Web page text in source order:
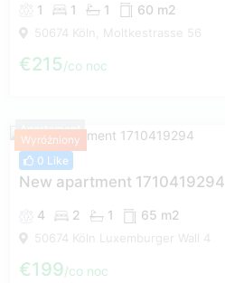
1 1 1 60 m2
50674 Köln, Moltkestrasse 56
€215 co noc
Apartament
Wyróżniony
0 Like
New apartment 1710419294
4 2 1 65 m2
50674 Köln Luxemburger Wall 4
€199 co noc